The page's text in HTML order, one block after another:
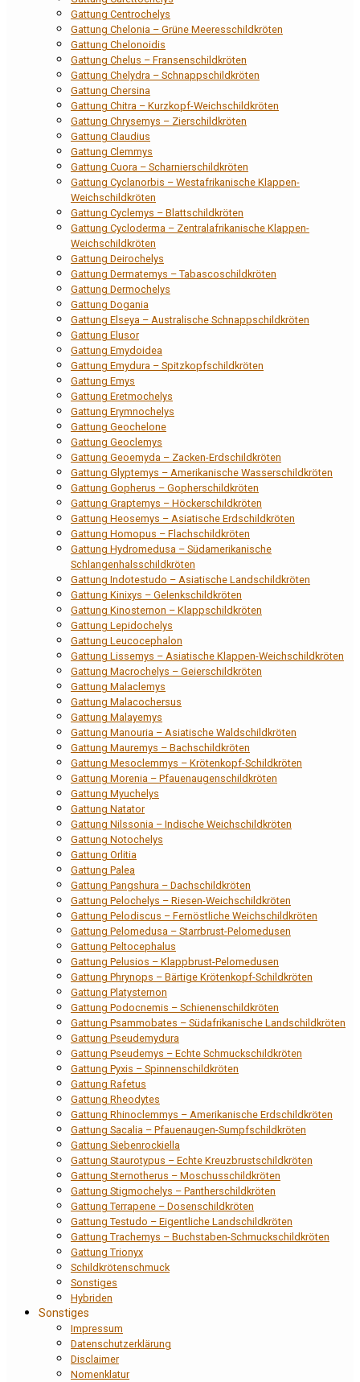
Gattung Centrochelys
Gattung Chelonia – Grüne Meeresschildkröten
Gattung Chelonoidis
Gattung Chelus – Fransenschildkröten
Gattung Chelydra – Schnappschildkröten
Gattung Chersina
Gattung Chitra – Kurzkopf-Weichschildkröten
Gattung Chrysemys – Zierschildkröten
Gattung Claudius
Gattung Clemmys
Gattung Cuora – Scharnierschildkröten
Gattung Cyclanorbis – Westafrikanische Klappen-
Weichschildkröten
Gattung Cyclemys – Blattschildkröten
Gattung Cycloderma – Zentralafrikanische Klappen-
Weichschildkröten
Gattung Deirochelys
Gattung Dermatemys – Tabascoschildkröten
Gattung Dermochelys
Gattung Dogania
Gattung Elseya – Australische Schnappschildkröten
Gattung Elusor
Gattung Emydoidea
Gattung Emydura – Spitzkopfschildkröten
Gattung Emys
Gattung Eretmochelys
Gattung Erymnochelys
Gattung Geochelone
Gattung Geoclemys
Gattung Geoemyda – Zacken-Erdschildkröten
Gattung Glyptemys – Amerikanische Wasserschildkröten
Gattung Gopherus – Gopherschildkröten
Gattung Graptemys – Höckerschildkröten
Gattung Heosemys – Asiatische Erdschildkröten
Gattung Homopus – Flachschildkröten
Gattung Hydromedusa – Südamerikanische
Schlangenhalsschildkröten
Gattung Indotestudo – Asiatische Landschildkröten
Gattung Kinixys – Gelenkschildkröten
Gattung Kinosternon – Klappschildkröten
Gattung Lepidochelys
Gattung Leucocephalon
Gattung Lissemys – Asiatische Klappen-Weichschildkröten
Gattung Macrochelys – Geierschildkröten
Gattung Malaclemys
Gattung Malacochersus
Gattung Malayemys
Gattung Manouria – Asiatische Waldschildkröten
Gattung Mauremys – Bachschildkröten
Gattung Mesoclemmys – Krötenkopf-Schildkröten
Gattung Morenia – Pfauenaugenschildkröten
Gattung Myuchelys
Gattung Natator
Gattung Nilssonia – Indische Weichschildkröten
Gattung Notochelys
Gattung Orlitia
Gattung Palea
Gattung Pangshura – Dachschildkröten
Gattung Pelochelys – Riesen-Weichschildkröten
Gattung Pelodiscus – Fernöstliche Weichschildkröten
Gattung Pelomedusa – Starrbrust-Pelomedusen
Gattung Peltocephalus
Gattung Pelusios – Klappbrust-Pelomedusen
Gattung Phrynops – Bärtige Krötenkopf-Schildkröten
Gattung Platysternon
Gattung Podocnemis – Schienenschildkröten
Gattung Psammobates – Südafrikanische Landschildkröten
Gattung Pseudemydura
Gattung Pseudemys – Echte Schmuckschildkröten
Gattung Pyxis – Spinnenschildkröten
Gattung Rafetus
Gattung Rheodytes
Gattung Rhinoclemmys – Amerikanische Erdschildkröten
Gattung Sacalia – Pfauenaugen-Sumpfschildkröten
Gattung Siebenrockiella
Gattung Staurotypus – Echte Kreuzbrustschildkröten
Gattung Sternotherus – Moschusschildkröten
Gattung Stigmochelys – Pantherschildkröten
Gattung Terrapene – Dosenschildkröten
Gattung Testudo – Eigentliche Landschildkröten
Gattung Trachemys – Buchstaben-Schmuckschildkröten
Gattung Trionyx
Schildkrötenschmuck
Sonstiges
Hybriden
Sonstiges
Impressum
Datenschutzerklärung
Disclaimer
Nomenklatur